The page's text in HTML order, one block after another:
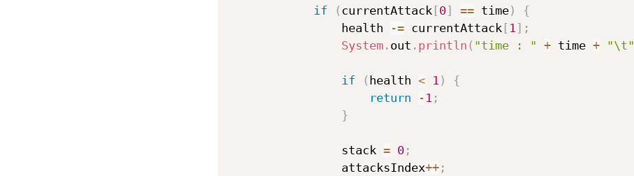
if ( currentAttack [0] == time)
{
                health
-= currentAttack [ 1 ] ;
System . out . println ( "time : " + time + "\t"
if ( health < 1 )
{
return
- 1 ;
}
                stack
= 0 ;
                attacksIndex
++ ;